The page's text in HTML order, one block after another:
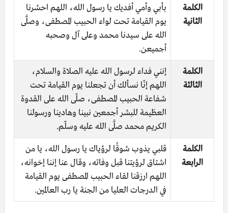
الكلمة
الثانية
بأبي وأمي أفديك يا رسول الله، اللهم احشرنا
يوم القيامة تحت لواء الحبيب المصطفى، وصلَّى
الله على سيدنا محمد وعلى آل وصحبه
أجميعن.
الكلمة
الثالثة
إنني فداء لرسول الله عليه الصلاة والسلام،
اللهم إنّا نسألك أن تجعلنا يوم القيامة تحت
شفاعة الحبيب المصطفى، صلّى الله على القدوة
العظيمة للبشر أجمعين نبينا وهادينا ورسولنا
الكريم محمد صلَّى الله عليه وسلّم.
الكلمة
الرابعة
قلبي يذوب شوقًا لرؤياك يا رسول الله، يا من
اشتاق لرؤيتنا قبل وفاته، وقال عنا إننا إخوانه،
اللهم ارزقنا لقاء الحبيب المصطفى يوم القيامة
في الدرجات العليا من الجنة يا رب العالمين.